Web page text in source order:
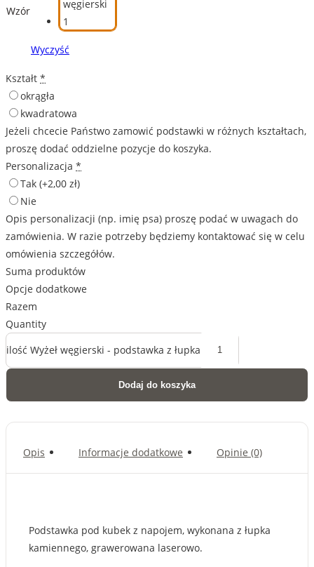
Wzór
Wyczyść
Kształt *
okrągła
kwadratowa
Jeżeli chcecie Państwo zamowić podstawki w różnych kształtach,
proszę dodać oddzielne pozycje do koszyka.
Personalizacja *
Tak (+2,00 zł)
Nie
Opis personalizacji (np. imię psa) proszę podać w uwagach do
zamówienia. W razie potrzeby będziemy kontaktować się w celu
omówienia szczegółów.
Suma produktów
Opcje dodatkowe
Razem
Quantity
ilość Wyżeł węgierski - podstawka z łupka
Dodaj do koszyka
Opis Informacje dodatkowe Opinie (0)
Podstawka pod kubek z napojem, wykonana z łupka
kamiennego, grawerowana laserowo.